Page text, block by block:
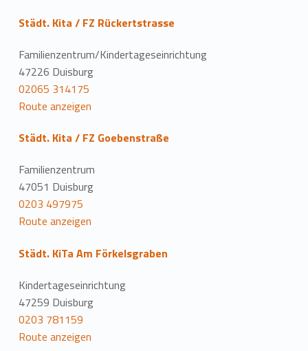
Städt. Kita / FZ Rückertstrasse
Familienzentrum/Kindertageseinrichtung
47226 Duisburg
02065 314175
Route anzeigen
Städt. Kita / FZ Goebenstraße
Familienzentrum
47051 Duisburg
0203 497975
Route anzeigen
Städt. KiTa Am Förkelsgraben
Kindertageseinrichtung
47259 Duisburg
0203 781159
Route anzeigen